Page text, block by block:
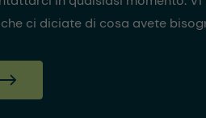
ci diciate di cosa avete